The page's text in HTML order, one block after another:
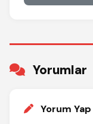
Yorumlar
Yorum Yap